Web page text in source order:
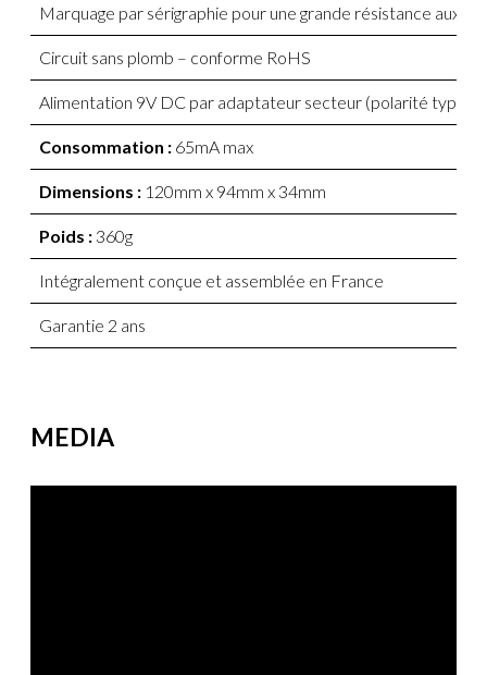
Marquage par sérigraphie pour une grande résistance aux
Circuit sans plomb – conforme RoHS
Alimentation 9V DC par adaptateur secteur (polarité type
Consommation : 65mA max
Dimensions : 120mm x 94mm x 34mm
Poids : 360g
Intégralement conçue et assemblée en France
Garantie 2 ans
MEDIA